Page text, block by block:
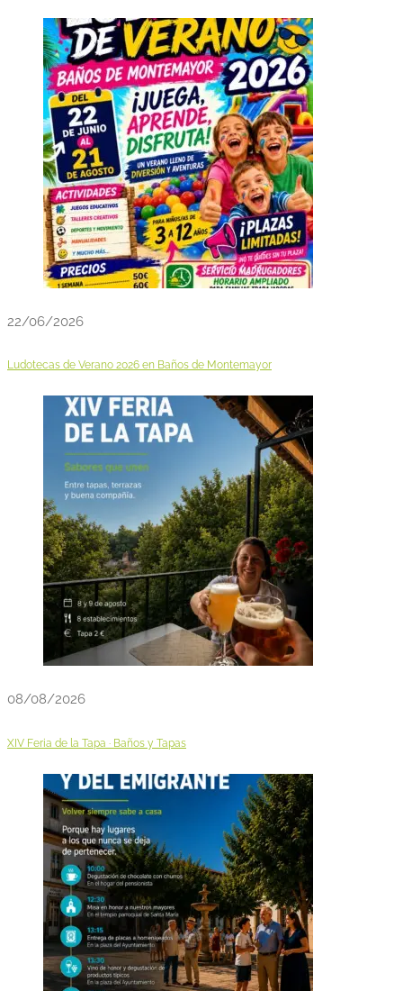
22/06/2026
Ludotecas de Verano 2026 en Baños de Montemayor
08/08/2026
XIV Feria de la Tapa · Baños y Tapas